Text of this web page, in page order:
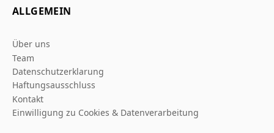
ALLGEMEIN
Über uns
Team
Datenschutzerklarung
Haftungsausschluss
Kontakt
Einwilligung zu Cookies & Datenverarbeitung